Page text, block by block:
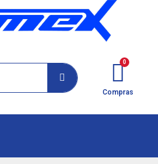
Compras